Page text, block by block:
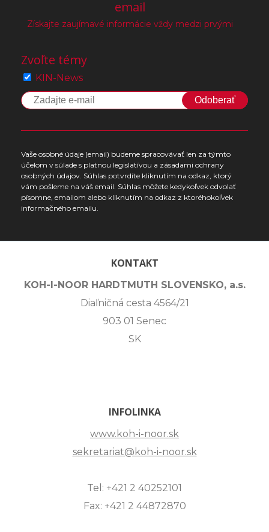
email
Získajte zaujímavé informácie vždy medzi prvými
Zvoľte témy
KIN-News
Odoberať
Vaše osobné údaje (email) budeme spracovávať len za týmto
účelom v súlade s platnou legislatívou a zásadami ochrany
osobných údajov. Súhlas potvrdíte kliknutím na odkaz, ktorý
vám pošleme na váš email. Súhlas môžete kedykoľvek odvolať
písomne, emailom alebo kliknutím na odkaz z ktoréhokoľvek
informačného emailu.
KONTAKT
KOH-I-NOOR HARDTMUTH SLOVENSKO, a.s.
Diaľničná cesta 4564/21
903 01 Senec
SK
INFOLINKA
www.koh-i-noor.sk
sekretariat@koh-i-noor.sk
Tel: +421 2 40252101
Fax: +421 2 44872870